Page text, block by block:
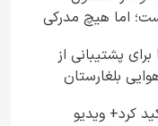
اما هیچ مدرکی
پشتیبانی از
بلغارستان
کرد+ ویدیو